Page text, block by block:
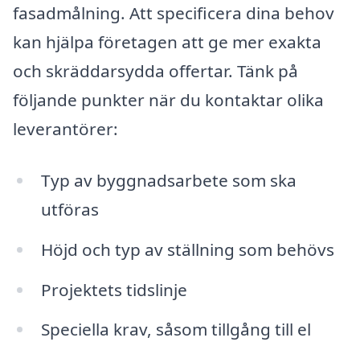
fasadmålning. Att specificera dina behov
kan hjälpa företagen att ge mer exakta
och skräddarsydda offertar. Tänk på
följande punkter när du kontaktar olika
leverantörer:
Typ av byggnadsarbete som ska
utföras
Höjd och typ av ställning som behövs
Projektets tidslinje
Speciella krav, såsom tillgång till el